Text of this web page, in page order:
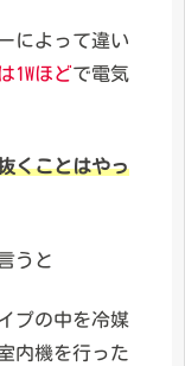
によって違い
1Wほどで電気
くことはやっ
うと
プの中を冷媒
内機を行った